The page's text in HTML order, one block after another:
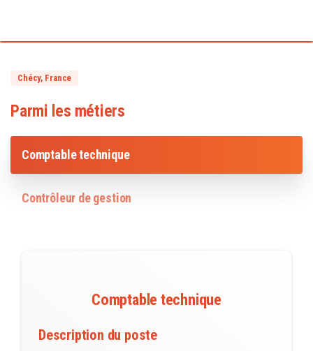
Chécy, France
Parmi les métiers
Comptable technique
Contrôleur de gestion
Comptable technique
Description du poste